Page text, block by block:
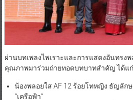
ผ่านบทเพลงไพเราะและการแสดงอันทรง
คุณภาพมาร่วมถ่ายทอดบทบาทสำคัญ ได้แก่
น้องพลอยใส AF 12 ร้อยโทหญิง ธัญลั
“เครือฟ้า”